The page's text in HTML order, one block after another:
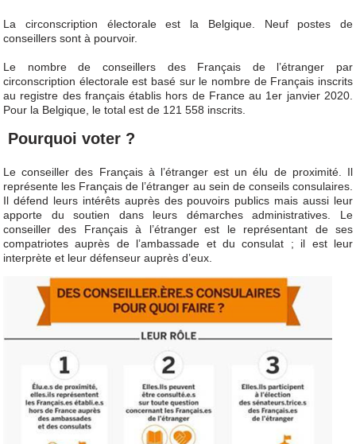
La circonscription électorale est la Belgique. Neuf postes de
conseillers sont à pourvoir.
Le nombre de conseillers des Français de l’étranger par
circonscription électorale est basé sur le nombre de Français inscrits
au registre des français établis hors de France au 1er janvier 2020.
Pour la Belgique, le total est de 121 558 inscrits.
Pourquoi voter ?
Le conseiller des Français à l’étranger est un élu de proximité. Il
représente les Français de l’étranger au sein de conseils consulaires.
Il défend leurs intérêts auprès des pouvoirs publics mais aussi leur
apporte du soutien dans leurs démarches administratives. Le
conseiller des Français à l’étranger est le représentant de ses
compatriotes auprès de l’ambassade et du consulat ; il est leur
interprète et leur défenseur auprès d’eux.